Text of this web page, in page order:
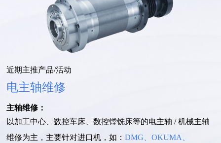
近期主推产品/活动
电主轴维修
主轴维修：
以加工中心、数控车床、数控镗铣床等的电主轴 / 机械主轴
维修为主，主要针对进口机，如：DMG、OKUMA、